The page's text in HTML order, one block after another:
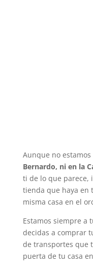
Aunque no
Bernardo, ni en la
ti de lo que parece,
tienda que haya en
misma casa en el
Estamos siempre a
decidas a comprar
de transportes que
puerta de tu casa